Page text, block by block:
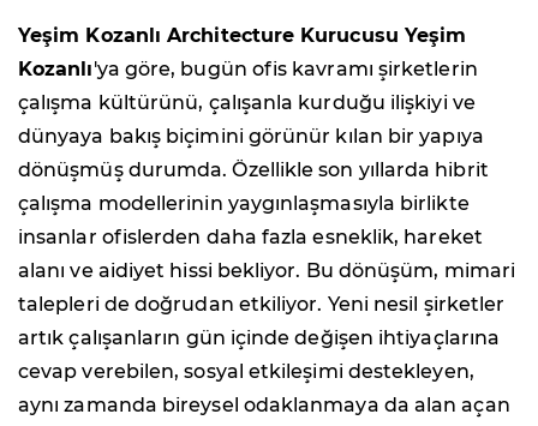
Yeşim Kozanlı Architecture Kurucusu Yeşim
Kozanlı'ya göre, bugün ofis kavramı şirketlerin
çalışma kültürünü, çalışanla kurduğu ilişkiyi ve
dünyaya bakış biçimini görünür kılan bir yapıya
dönüşmüş durumda. Özellikle son yıllarda hibrit
çalışma modellerinin yaygınlaşmasıyla birlikte
insanlar ofislerden daha fazla esneklik, hareket
alanı ve aidiyet hissi bekliyor. Bu dönüşüm, mimari
talepleri de doğrudan etkiliyor. Yeni nesil şirketler
artık çalışanların gün içinde değişen ihtiyaçlarına
cevap verebilen, sosyal etkileşimi destekleyen,
aynı zamanda bireysel odaklanmaya da alan açan